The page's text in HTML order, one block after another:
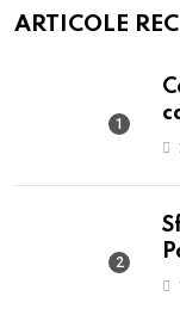
ARTICOLE